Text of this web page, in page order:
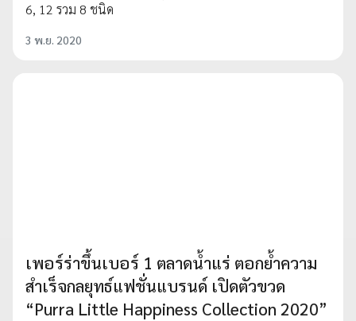
6, 12 รวม 8 ชนิด
3 พ.ย. 2020
เพอร์ร่าขึ้นเบอร์ 1 ตลาดน้ำแร่ ตอกย้ำความ
สำเร็จกลยุทธ์แฟชั่นแบรนด์ เปิดตัวขวด
“Purra Little Happiness Collection 2020”